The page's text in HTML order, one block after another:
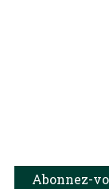
Abonnez-